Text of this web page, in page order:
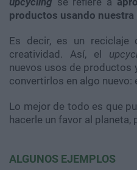
productos usando
Es decir, es un reciclaje
creatividad. Así, el
nuevos usos de productos
convertirlos en algo nuevo:
Lo mejor de todo es que
hacerle un favor al
ALGUNOS EJEMPLOS